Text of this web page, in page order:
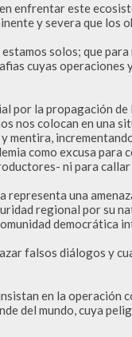
enfrentar este
y severa que los
solos; que
cuyas
por la propagación
nos colocan en una
como excusa
ni para
una
regional por su
democrática
falsos diálogos y
en la
del mundo, cuya